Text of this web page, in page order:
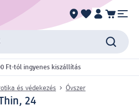
Ft-tól ingyenes kiszállítás
és védekezés Óvszer
24